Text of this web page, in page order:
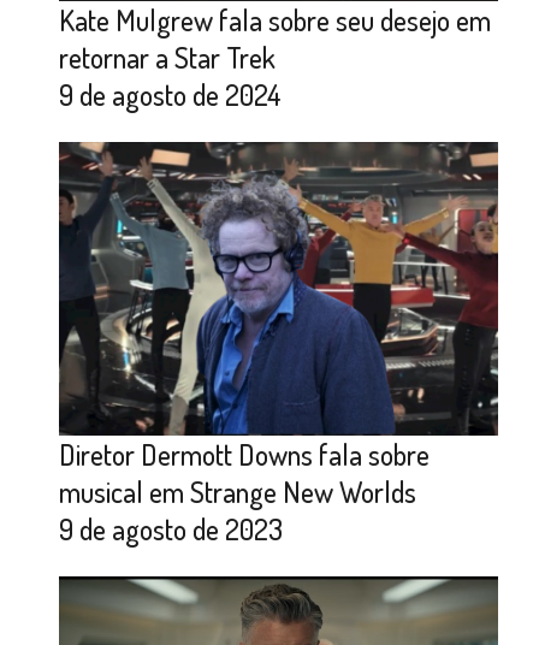
Kate Mulgrew fala sobre seu desejo em
retornar a Star Trek
9 de agosto de 2024
Diretor Dermott Downs fala sobre
musical em Strange New Worlds
9 de agosto de 2023